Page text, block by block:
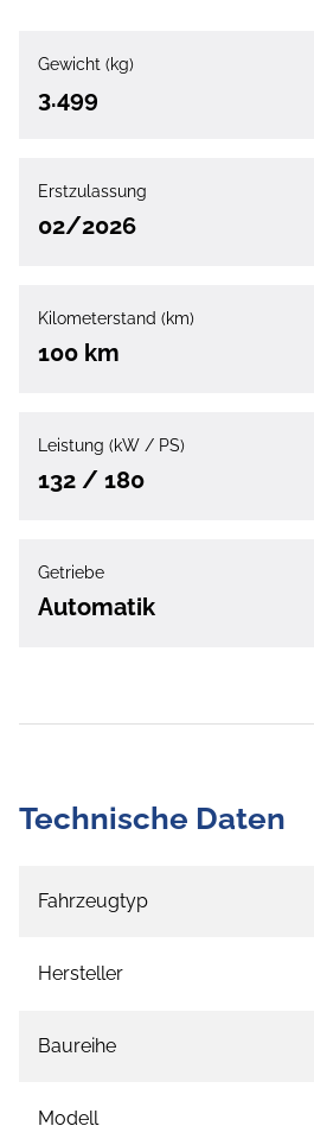
Gewicht (kg)
3.499
Erstzulassung
02/2026
Kilometerstand (km)
100 km
Leistung (kW / PS)
132 / 180
Getriebe
Automatik
Technische Daten
Fahrzeugtyp
Hersteller
Baureihe
Modell